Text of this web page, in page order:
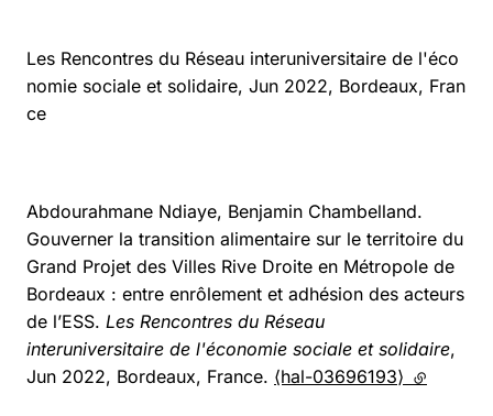
Les Rencontres du Réseau interuniversitaire de l'éco
nomie sociale et solidaire, Jun 2022, Bordeaux, Fran
ce
Abdourahmane Ndiaye, Benjamin Chambelland.
Gouverner la transition alimentaire sur le territoire du
Grand Projet des Villes Rive Droite en Métropole de
Bordeaux : entre enrôlement et adhésion des acteurs
de l’ESS. Les Rencontres du Réseau
interuniversitaire de l'économie sociale et solidaire,
Jun 2022, Bordeaux, France. ⟨hal-03696193⟩ (lien